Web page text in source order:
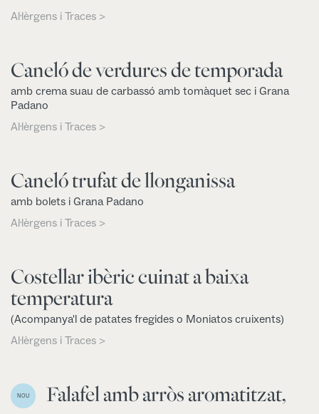
Al·lèrgens i Traces >
Caneló de verdures de temporada
amb crema suau de carbassó amb tomàquet sec i Grana
Padano
Al·lèrgens i Traces >
Caneló trufat de llonganissa
amb bolets i Grana Padano
Al·lèrgens i Traces >
Costellar ibèric cuinat a baixa
temperatura
(Acompanya'l de patates fregides o Moniatos cruixents)
Al·lèrgens i Traces >
NOU Falafel amb arròs aromatitzat,